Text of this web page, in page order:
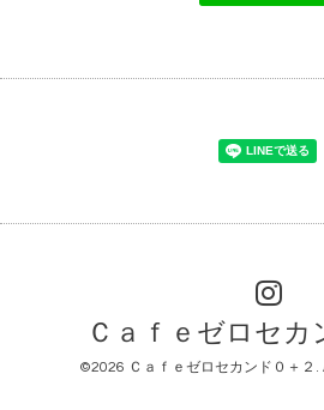
Ｃａｆｅゼロセカ
©2026 Ｃａｆｅゼロセカンド０＋２ .